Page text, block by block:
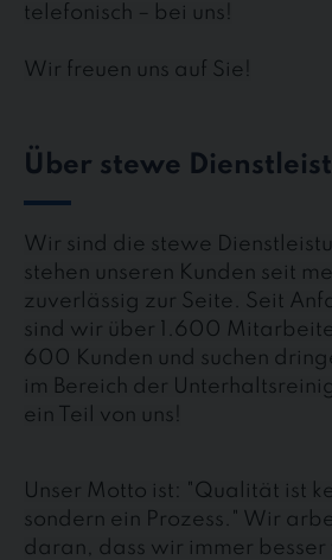
telefonisch – bei uns!
Wir freuen uns auf Sie!
Über stewe
Wir sind die stewe
stehen unseren Kunden seit
zuverlässig zur Seite. Seit
sind wir über 1.600
600 Kunden und suchen
im Bereich der
ein Teil von uns!
Unser Motto ist: "Qualität ist
sondern ein Prozess." Wir
daran, dass wir immer besser